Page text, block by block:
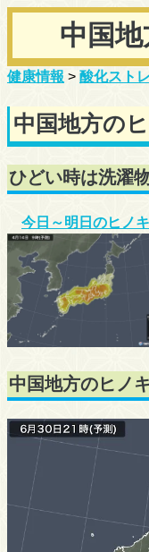
中国
健康情報 > 酸化スト
中国地方の
ひどい時は洗濯
今日～明日のヒノ
中国地方のヒノ